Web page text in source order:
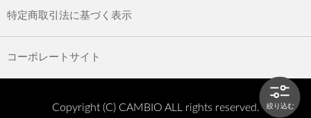
特定商取引法に基づく表示
コーポレートサイト
Copyright (C) CAMBIO ALL rights reserved.